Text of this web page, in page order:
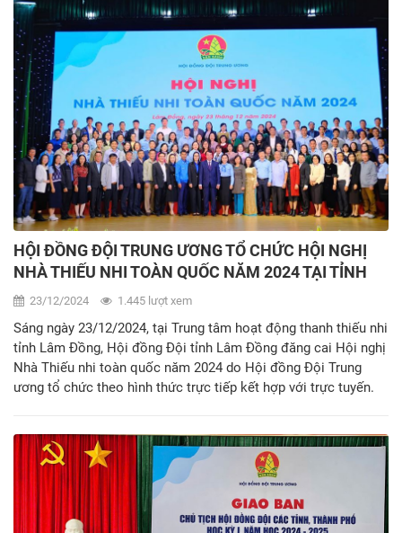
HỘI ĐỒNG ĐỘI TRUNG ƯƠNG TỔ CHỨC HỘI NGHỊ
NHÀ THIẾU NHI TOÀN QUỐC NĂM 2024 TẠI TỈNH
LÂM ĐỒNG
23/12/2024 1.445 lượt xem
Sáng ngày 23/12/2024, tại Trung tâm hoạt động thanh thiếu nhi
tỉnh Lâm Đồng, Hội đồng Đội tỉnh Lâm Đồng đăng cai Hội nghị
Nhà Thiếu nhi toàn quốc năm 2024 do Hội đồng Đội Trung
ương tổ chức theo hình thức trực tiếp kết hợp với trực tuyến.